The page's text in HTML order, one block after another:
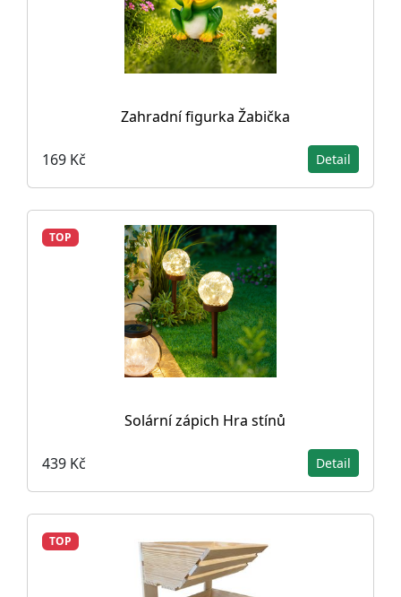
Zahradní figurka Žabička
169 Kč Detail
TOP
Solární zápich Hra stínů
439 Kč Detail
TOP